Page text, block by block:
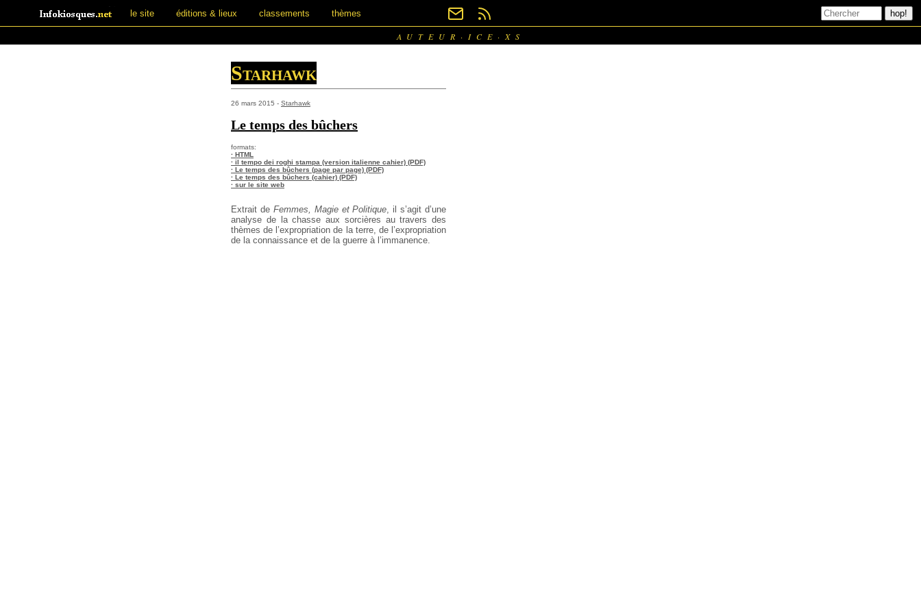
le site éditions & lieux classements thèmes
AUTEUR·ICE·XS
Starhawk
26 mars 2015 - Starhawk
Le temps des bûchers
formats:
· HTML
· il tempo dei roghi stampa (version italienne cahier) (PDF)
· Le temps des bûchers (page par page) (PDF)
· Le temps des bûchers (cahier) (PDF)
· sur le site web
Extrait de Femmes, Magie et Politique, il s’agit d’une
analyse de la chasse aux sorcières au travers des
thèmes de l’expropriation de la terre, de l’expropriation
de la connaissance et de la guerre à l’immanence.